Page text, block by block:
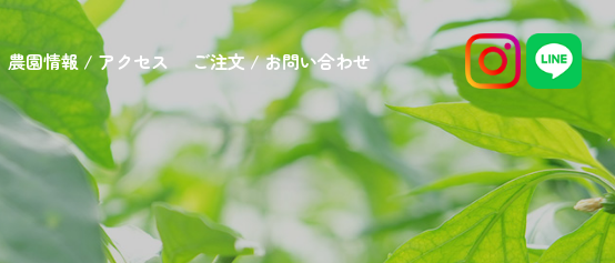
農園情報 / アクセス ご注文 / お問い合わせ